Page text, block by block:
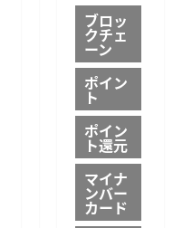
ブロッ
クチェ
ーン
ポイン
ト
ポイン
ト還元
マイナ
ンバー
カード